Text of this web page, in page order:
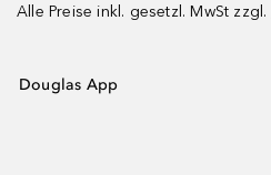
Alle Preise inkl. gesetzl. MwSt zzgl.
Douglas App